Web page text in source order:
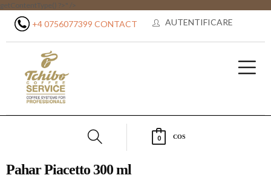
getContentType() ?>" />
+4 0756077399 CONTACT AUTENTIFICARE
0 COS
Pahar Piacetto 300 ml